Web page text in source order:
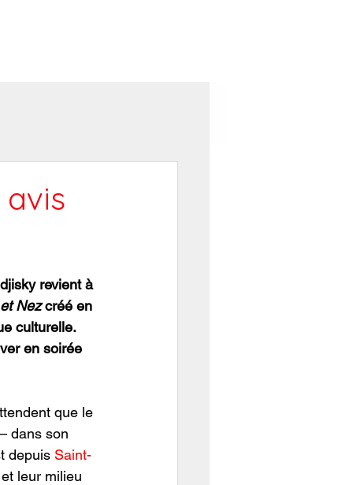
revient à
Nez créé en
culturelle.
en soirée
que le
– dans son
depuis Saint-
leur milieu